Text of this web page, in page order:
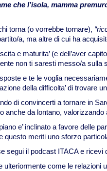
che l’isola, mamma
torna (o vorrebbe tornare),
a, ma altre di cui ha
e maturita’ (e dell’aver capito
non ti saresti messo/a
e te le voglia
della difficolta’ di trovare
di convincerti a tornare in
anche da lontano,
e’ inclinato a favore delle
questo meriti uno sforzo
segui il podcast ITACA e
ulteriormente come le